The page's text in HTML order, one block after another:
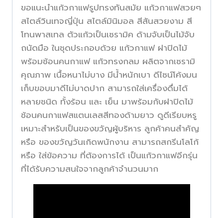
ขอแนะนำแก้วกาแฟรูปทรงทันสมัย แก้วกาแฟสวยๆ
สไตล์วินเทจญี่ปุ่น สไตล์มินิมอล สีสันสวยงาม สี
โทนพาสเทล ตัวแก้วเป็นเซรามิค ด้ามจับเป็นไม้จับ
ถนัดมือ ในชุดประกอบด้วย แก้วกาแฟ ฝาปิดไม้
พร้อมช้อนคนกาแฟ แก้วทรงกลม ผลิตจากเซรามิ
คุณภาพ เนื้อหนาไม่บาง มีน้ำหนักเบา ดีไซน์โค้งมน
เก็บขอบมาดีไม่บาดปาก สามารถใส่เครื่องดื่มได้
หลายชนิด ทั้งร้อน และ เย็น มาพร้อมกับฝาปิดไม้
ช้อนคนกาแฟสแตนเลสสีทองด้ามยาว ดูดีเรียบหรู
เหมาะสำหรับเป็นของขวัญผู้บริหาร ลูกค้าคนสำคัญ
หรือ ของขวัญวันเกิดพนักงาน สามารถสกรีนโลโก้
หรือ ใส่ข้อความ ที่ต้องการได้ เป็นแก้วกาแฟอีกรุ่น
ที่ได้รับความสนใจจากลูกค้าจำนวนมาก